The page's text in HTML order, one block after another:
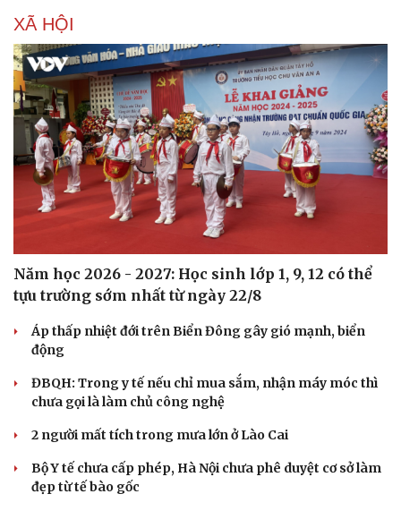
Cây thuốc
Sản phụ khoa
Nhi khoa
Nam khoa
Làm đẹp - giảm cân
Phòng mạch online
Ăn sạch sống khỏe
XÃ HỘI
Năm học 2026 - 2027: Học sinh lớp 1, 9, 12 có thể
tựu trường sớm nhất từ ngày 22/8
Áp thấp nhiệt đới trên Biển Đông gây gió mạnh, biển
động
ĐBQH: Trong y tế nếu chỉ mua sắm, nhận máy móc thì
chưa gọi là làm chủ công nghệ
2 người mất tích trong mưa lớn ở Lào Cai
Bộ Y tế chưa cấp phép, Hà Nội chưa phê duyệt cơ sở làm
đẹp từ tế bào gốc